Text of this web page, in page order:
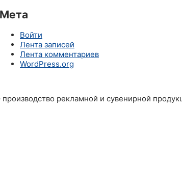
Мета
Войти
Лента записей
Лента комментариев
WordPress.org
рекламной и сувенирной